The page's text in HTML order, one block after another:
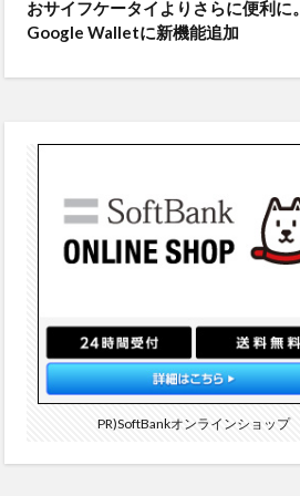
おサイフケータイよりさらに便利に。
Google Walletに新機能追加
PR)SoftBankオンラインショップ